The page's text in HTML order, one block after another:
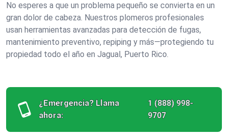
No esperes a que un problema pequeño se convierta en un
gran dolor de cabeza. Nuestros plomeros profesionales
usan herramientas avanzadas para detección de fugas,
mantenimiento preventivo, repiping y más—protegiendo tu
propiedad todo el año en Jagual, Puerto Rico.
¿Emergencia? Llama
ahora:
1 (888) 998-
9707